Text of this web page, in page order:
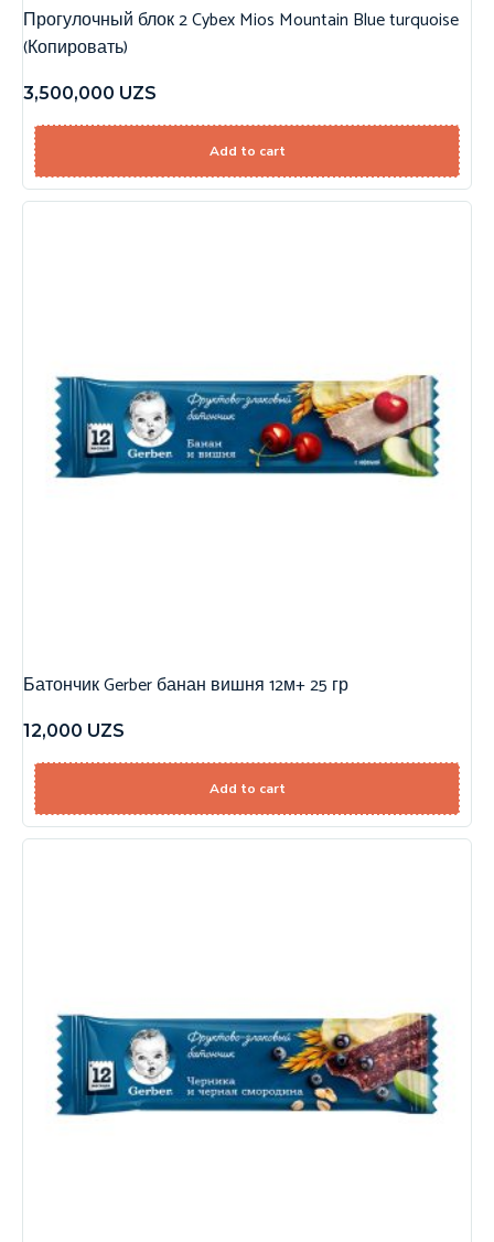
Прогулочный блок 2 Cybex Mios Mountain Blue turquoise
(Копировать)
3,500,000 UZS
Add to cart
Батончик Gerber банан вишня 12м+ 25 гр
12,000 UZS
Add to cart